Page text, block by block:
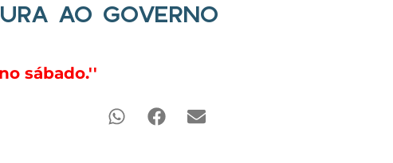
AO GOVERNO
sábado.''